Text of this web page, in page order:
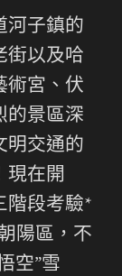
河子鎮的
街以及哈
術宮、伏
的景區深
明交通的
現在開
階段考驗*
陽區，不
空”雪